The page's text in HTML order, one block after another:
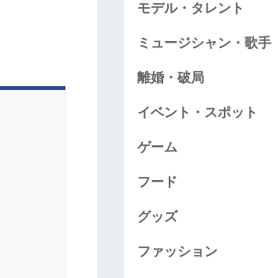
モデル・タレント
ミュージシャン・歌手
離婚・破局
イベント・スポット
ゲーム
フード
グッズ
ファッション